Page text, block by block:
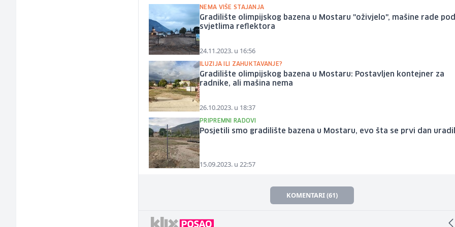
NEMA VIŠE STAJANJA
Gradilište olimpijskog bazena u Mostaru "oživjelo", mašine rade
svjetlima reflektora
24.11.2023. u 16:56
ILUZIJA ILI ZAHUKTAVANJE?
Gradilište olimpijskog bazena u Mostaru: Postavljen kontejner za
radnike, ali mašina nema
26.10.2023. u 18:37
PRIPREMNI RADOVI
Posjetili smo gradilište bazena u Mostaru, evo šta se prvi dan
15.09.2023. u 22:57
KOMENTARI (61)